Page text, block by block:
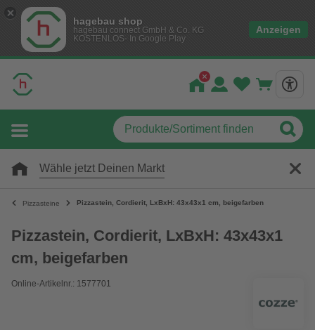
hagebau shop
hagebau connect GmbH & Co. KG
KOSTENLOS- In Google Play
Anzeigen
Wähle jetzt Deinen Markt
Pizzasteine Pizzastein, Cordierit, LxBxH: 43x43x1 cm, beigefarben
Pizzastein, Cordierit, LxBxH: 43x43x1
cm, beigefarben
Online-Artikelnr.: 1577701